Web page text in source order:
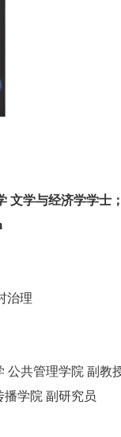
文学与经济学学士
治理
公共管理学院 副教
播学院 副研究员